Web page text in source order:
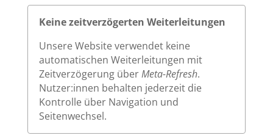
Keine zeitverzögerten Weiterleitungen
Unsere Website verwendet keine
automatischen Weiterleitungen mit
Zeitverzögerung überMeta-Refresh.
Nutzer:innen behalten jederzeit die
Kontrolle über Navigation und
Seitenwechsel.